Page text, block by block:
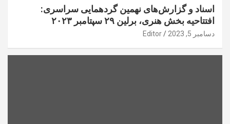
اسناد و گزارش‌های نهمین گردهمایی سراسری:
افتتاحیه بخش هنری، برلین ۲۹ سپتامبر ۲۰۲۳
دسامبر 5, 2023 Editor